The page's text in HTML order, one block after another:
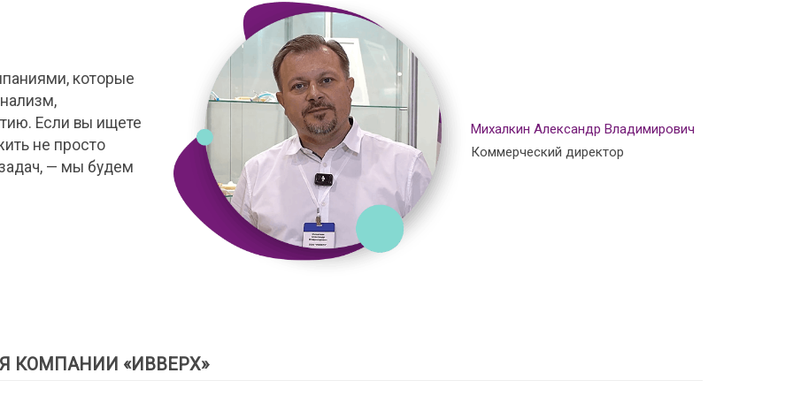
которые
Если вы ищете
не просто
— мы будем
Михалкин Александр Владимирович
Коммерческий директор
КОМПАНИИ «ИВВЕРХ»